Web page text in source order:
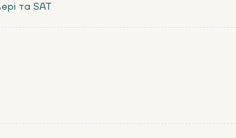
та SAT